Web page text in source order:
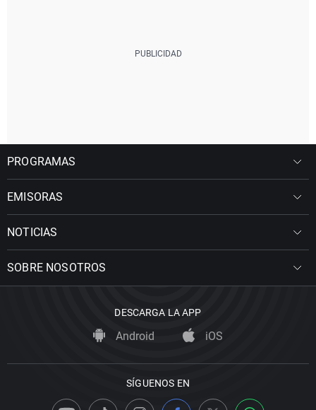
PROGRAMAS
EMISORAS
NOTICIAS
SOBRE NOSOTROS
DESCARGA LA APP
Android iOS
SÍGUENOS EN